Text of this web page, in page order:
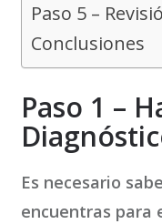
Paso 5 –
Conclusiones
Paso 1 –
Es necesario
encuentras para